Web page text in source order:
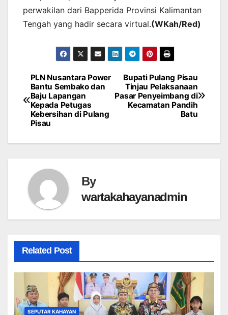
perwakilan dari Bapperida Provinsi Kalimantan
Tengah yang hadir secara virtual.(WKah/Red)
Post
navigation
Bupati Pulang Pisau
Tinjau Pelaksanaan
Pasar Penyeimbang di
Kecamatan Pandih
Batu
PLN Nusantara Power
Bantu Sembako dan
Baju Lapangan
Kepada Petugas
Kebersihan di Pulang
Pisau
By
wartakahayanadmin
Related Post
SEPUTAR KAHAYAN